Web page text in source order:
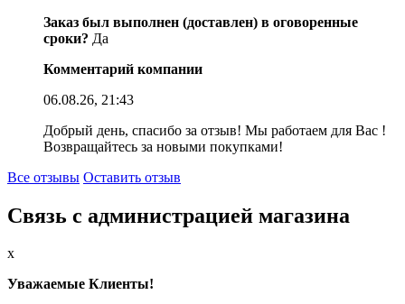
Заказ был выполнен (доставлен) в оговоренные
сроки? Да
Комментарий компании
06.08.26, 21:43
Добрый день, спасибо за отзыв! Мы работаем для Вас !
Возвращайтесь за новыми покупками!
Все отзывы Оставить отзыв
Связь с администрацией магазина
x
Уважаемые Клиенты!